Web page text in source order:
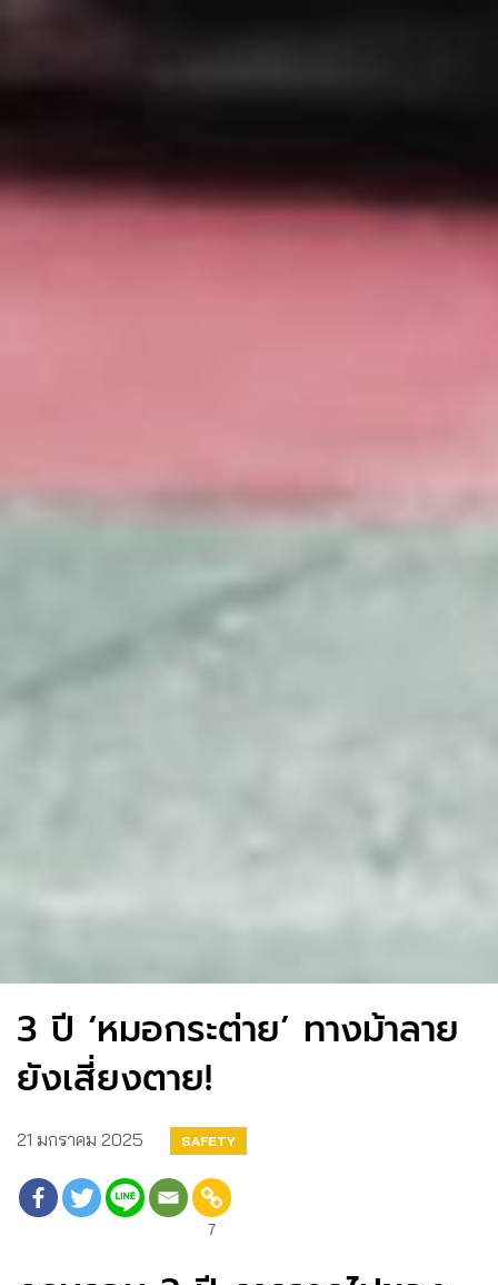
3 ปี ‘หมอกระต่าย’ ทางม้าลาย
ยังเสี่ยงตาย!
21 มกราคม 2025 SAFETY
7